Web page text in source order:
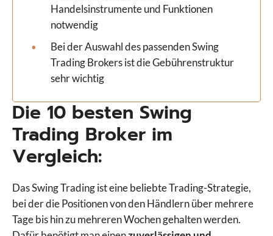
Handelsinstrumente und Funktionen
notwendig
Bei der Auswahl des passenden Swing
Trading Brokers ist die Gebührenstruktur
sehr wichtig
Die 10 besten Swing
Trading Broker im
Vergleich:
Das Swing Trading ist eine beliebte Trading-Strategie,
bei der die Positionen von den Händlern über mehrere
Tage bis hin zu mehreren Wochen gehalten werden.